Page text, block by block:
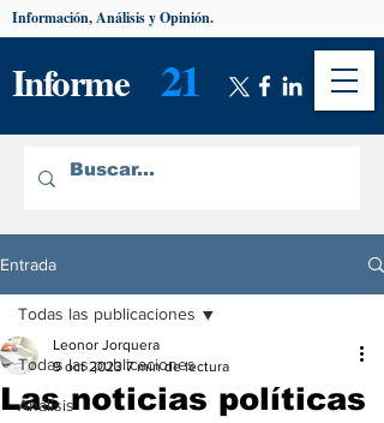
Informe 21
Información, Análisis y Opinión.
Entrada
Todas las publicaciones
Análisis
Todas las publicaciones
Las noticias políticas
Leonor Jorquera
9 oct 2023 7 min de lectura